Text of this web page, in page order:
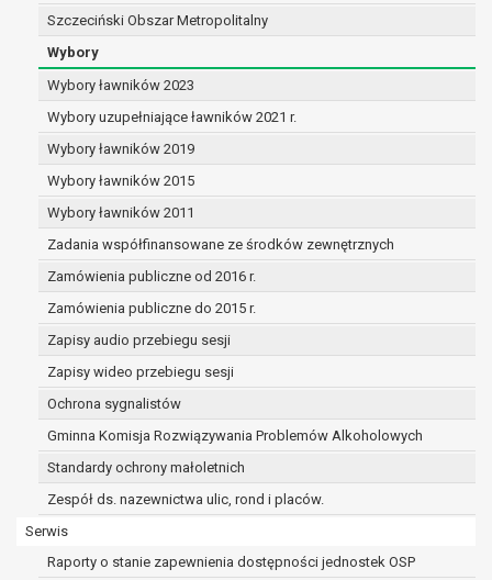
Szczeciński Obszar Metropolitalny
Wybory
Wybory ławników 2023
Wybory uzupełniające ławników 2021 r.
Wybory ławników 2019
Wybory ławników 2015
Wybory ławników 2011
Zadania współfinansowane ze środków zewnętrznych
Zamówienia publiczne od 2016 r.
Zamówienia publiczne do 2015 r.
Zapisy audio przebiegu sesji
Zapisy wideo przebiegu sesji
Ochrona sygnalistów
Gminna Komisja Rozwiązywania Problemów Alkoholowych
Standardy ochrony małoletnich
Zespół ds. nazewnictwa ulic, rond i placów.
Serwis
Raporty o stanie zapewnienia dostępności jednostek OSP
osobowych, która jest podstawą
przetwarzania danych i nie ma innej
danych,
dane osobowe przetwarzane są
niezgodnie z prawem,
dane osobowe muszą być usunięte w
celu wywiązania się z obowiązku
prawo do żądania ograniczenia
przetwarzania danych osobowych na
podstawie art. 18 RODO, w przypadku gdy:
osoba, której dane dotyczą
kwestionuje prawidłowość danych
osobowych – na okres pozwalający
administratorowi sprawdzić
przetwarzanie danych jest niezgodne
z prawem, a osoba, której dane
dotyczą, sprzeciwia się usunięciu
danych, żądając w zamian ich
ograniczenia,
danych dla swoich celów, ale osoba,